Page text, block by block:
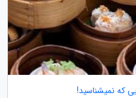
که نمیشناسید!